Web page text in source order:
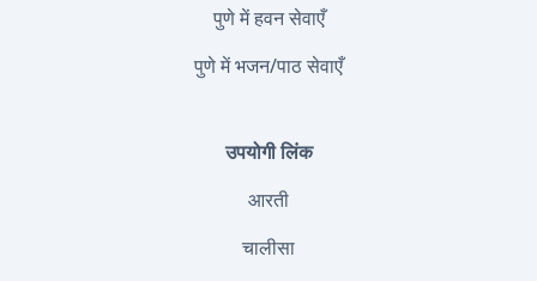
पुणे में हवन सेवाएँ
पुणे में भजन/पाठ सेवाएँ
उपयोगी लिंक
आरती
चालीसा